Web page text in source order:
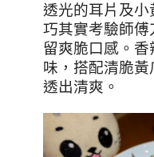
透光的耳片及
巧其實考驗師
留爽脆口感。
味，搭配清脆
透出清爽。